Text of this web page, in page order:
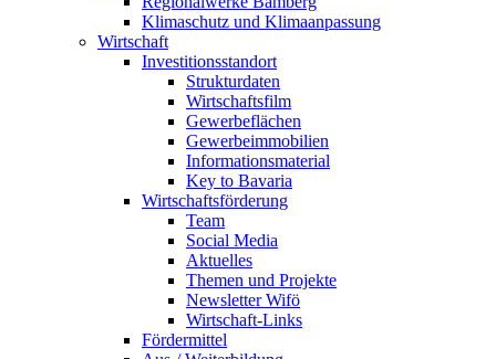
Klimaschutz und Klimaanpassung
Wirtschaft
Investitionsstandort
Strukturdaten
Wirtschaftsfilm
Gewerbeflächen
Gewerbeimmobilien
Informationsmaterial
Key to Bavaria
Wirtschaftsförderung
Team
Social Media
Aktuelles
Themen und Projekte
Newsletter Wifö
Wirtschaft-Links
Fördermittel